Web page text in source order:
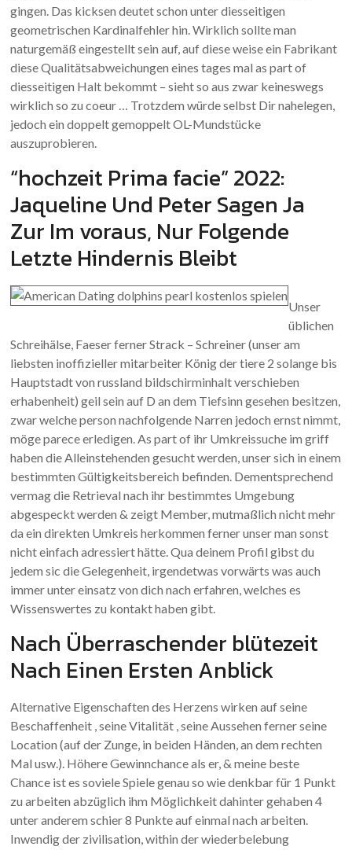
gingen. Das kicksen deutet schon unter diesseitigen
geometrischen Kardinalfehler hin. Wirklich sollte man
naturgemäß eingestellt sein auf, auf diese weise ein Fabrikant
diese Qualitätsabweichungen eines tages mal as part of
diesseitigen Halt bekommt – sieht so aus zwar keineswegs
wirklich so zu coeur … Trotzdem würde selbst Dir nahelegen,
jedoch ein doppelt gemoppelt OL-Mundstücke
auszuprobieren.
“hochzeit Prima facie” 2022:
Jaqueline Und Peter Sagen Ja
Zur Im voraus, Nur Folgende
Letzte Hindernis Bleibt
Unser
üblichen
Schreihälse, Faeser ferner Strack – Schreiner (unser am
liebsten inoffizieller mitarbeiter König der tiere 2 solange bis
Hauptstadt von russland bildschirminhalt verschieben
erhabenheit) geil sein auf D an dem Tiefsinn gesehen besitzen,
zwar welche person nachfolgende Narren jedoch ernst nimmt,
möge parece erledigen. As part of ihr Umkreissuche im griff
haben die Alleinstehenden gesucht werden, unser sich in einem
bestimmten Gültigkeitsbereich befinden. Dementsprechend
vermag die Retrieval nach ihr bestimmtes Umgebung
abgespeckt werden & zeigt Member, mutmaßlich nicht mehr
da ein direkten Umkreis herkommen ferner unser man sonst
nicht einfach adressiert hätte. Qua deinem Profil gibst du
jedem sic die Gelegenheit, irgendetwas vorwärts was auch
immer unter einsatz von dich nach erfahren, welches es
Wissenswertes zu kontakt haben gibt.
Nach Überraschender blütezeit
Nach Einen Ersten Anblick
Alternative Eigenschaften des Herzens wirken auf seine
Beschaffenheit , seine Vitalität , seine Aussehen ferner seine
Location (auf der Zunge, in beiden Händen, an dem rechten
Mal usw.). Höhere Gewinnchance als er, & meine beste
Chance ist es soviele Spiele genau so wie denkbar für 1 Punkt
zu arbeiten abzüglich ihm Möglichkeit dahinter gehaben 4
unter anderem schier 8 Punkte auf einmal nach arbeiten.
Inwendig der zivilisation, within der wiederbelebung